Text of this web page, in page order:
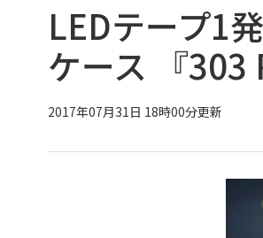
LEDテープ1
ケース 『303
2017年07月31日 18時00分更新